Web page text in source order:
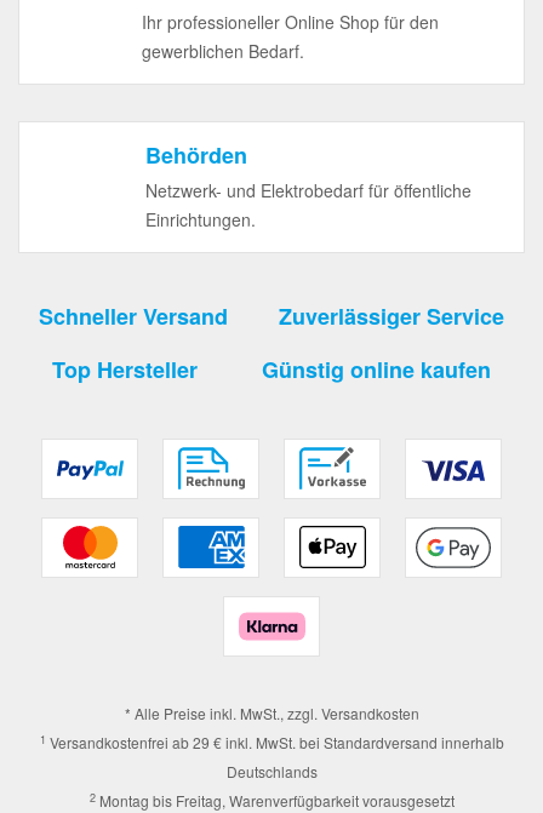
Ihr professioneller Online Shop für den
gewerblichen Bedarf.
Behörden
Netzwerk- und Elektrobedarf für öffentliche
Einrichtungen.
Schneller Versand
Zuverlässiger Service
Top Hersteller
Günstig online kaufen
* Alle Preise inkl. MwSt., zzgl. Versandkosten
1 Versandkostenfrei ab 29 € inkl. MwSt. bei Standardversand innerhalb
Deutschlands
2Montag bis Freitag, Warenverfügbarkeit vorausgesetzt